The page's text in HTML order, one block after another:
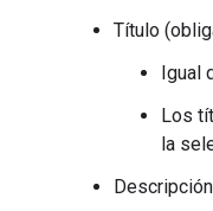
Título
Igual
Los
la
Descripción